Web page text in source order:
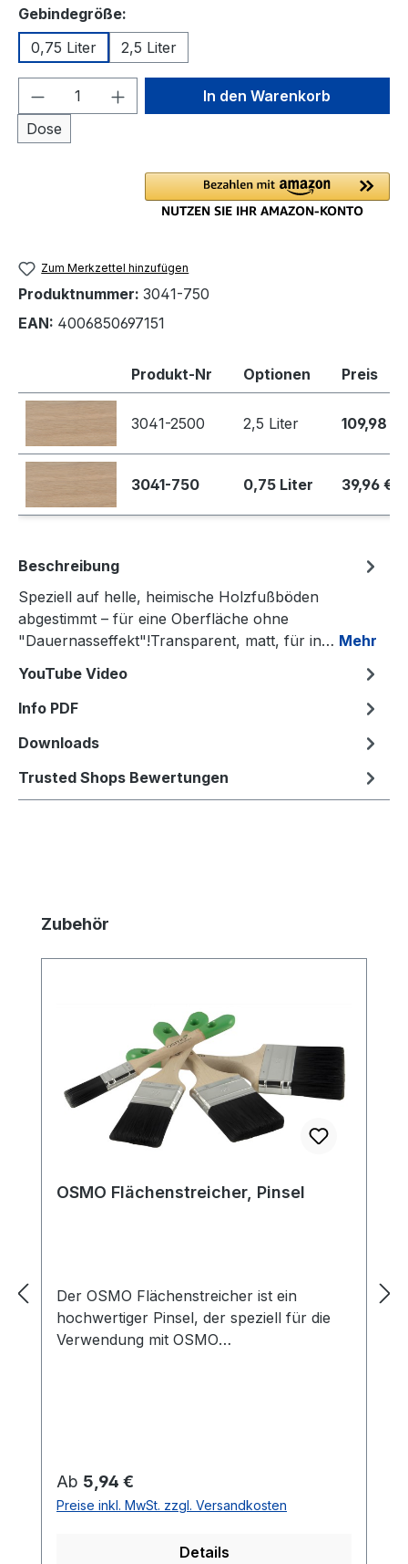
Gebindegröße:
0,75 Liter
2,5 Liter
Produkt Anzahl: Gib den
Dose
In den Warenkorb
Zum Merkzettel hinzufügen
Produktnummer: 3041-750
EAN: 4006850697151
Produkt-Nr Optionen Preis
3041-2500 2,5 Liter 109,98 €
3041-750 0,75 Liter 39,96 €
Beschreibung
Speziell auf helle, heimische Holzfußböden
abgestimmt – für eine Oberfläche ohne
"Dauernasseffekt"!Transparent, matt, für in… Mehr
YouTube Video
Info PDF
Downloads
Trusted Shops Bewertungen
Produktgalerie überspringen
Zubehör
OSMO Flächenstreicher, Pinsel
Der OSMO Flächenstreicher ist ein
hochwertiger Pinsel, der speziell für die
Verwendung mit OSMO
Terrassen. Der Pinsel besteht aus
hochwertigen Materialien und ist
besonders langlebig, sodass er auch bei
gleichbleibend hohe Qualität bietet. Dank
Regulärer Preis:
Ab 5,94 €
Preise inkl. MwSt. zzgl. Versandkosten
Details